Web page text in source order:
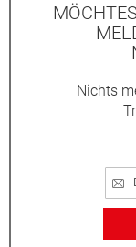
Nichts